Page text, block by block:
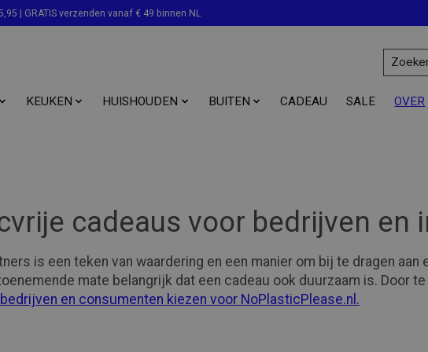
| GRATIS verzenden vanaf € 49 binnen NL
KEUKEN HUISHOUDEN BUITEN CADEAU SALE OVER
cadeaus voor bedrijven en
is een teken van waardering en een manier om bij te dragen
mate belangrijk dat een cadeau ook duurzaam is. Door
en consumenten kiezen voor NoPlasticPlease.nl.